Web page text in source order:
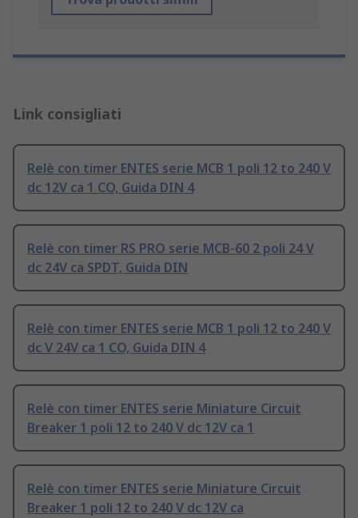
Link consigliati
Relè con timer ENTES serie MCB 1 poli 12 to 240 V
dc 12V ca 1 CO, Guida DIN 4
Relè con timer RS PRO serie MCB-60 2 poli 24 V
dc 24V ca SPDT, Guida DIN
Relè con timer ENTES serie MCB 1 poli 12 to 240 V
dc V 24V ca 1 CO, Guida DIN 4
Relè con timer ENTES serie Miniature Circuit
Breaker 1 poli 12 to 240 V dc 12V ca 1
Relè con timer ENTES serie Miniature Circuit
Breaker 1 poli 12 to 240 V dc 12V ca